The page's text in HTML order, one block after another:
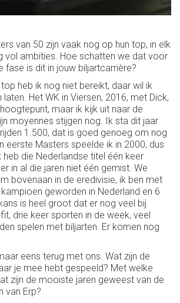
van 50 zijn vaak nog op hun top, in elk
vol ambities. Hoe schatten we dat voor
fase is dit in jouw biljartcarrière?
heb ik nog niet bereikt, daar wil ik
Het WK in Viersen, 2016, met Dick,
maar ik kijk uit naar de
moyennes stijgen nog. Ik sta dit jaar
1.500, dat is goed genoeg om nog
eerste Masters speelde ik in 2000, dus
heb die Nederlandse titel één keer
in al die jaren niet één gemist. We
bovenaan in de eredivisie, ik ben met
geworden in Nederland en 6
is heel groot dat er nog veel bij
drie keer sporten in de week, veel
spelen met biljarten. Er komen nog
eens terug met ons. Wat zijn de
je mee hebt gespeeld? Met welke
zijn de mooiste jaren geweest van de
van Erp?